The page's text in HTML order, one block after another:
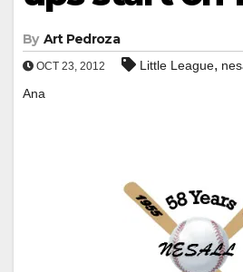
By Art Pedroza
OCT 23, 2012 Little League,
Ana